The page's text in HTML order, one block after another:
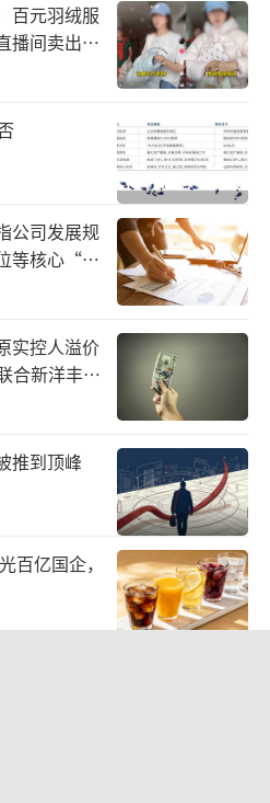
在淘宝、抖音等平台开
国市场极少打折的Lulul
增多，甚至以5折左右的
。在线下，此前不屑于入
在已经入驻上海青浦奥
，“要把瑜伽裤卖到普
而不能打折”，目前来
似乎短期见了成效。根
发布的2024年第三季度
营收增长9%，达到24亿
国大陆同比增长39%，
沉和打折的策略是短期
绩马达，这还是个未知
百元羽绒服
播间卖出超
公司发展规
等核心“痛
实控人溢价
合新洋丰、
推到顶峰
百亿国企，